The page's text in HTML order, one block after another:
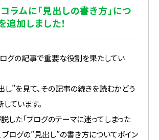
ラムに「見出しの書き方」につ
追加しました！
グの記事で重要な役割を果たしてい
し”を見て、その記事の続きを読むかどう
ています。
した「ブログのテーマに迷ってしまった
ブログの”見出し”の書き方についてポイン